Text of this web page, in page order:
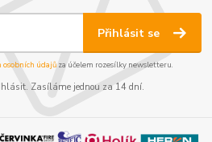
Přihlásit se
osobních údajůza účelem rozesílky newsletteru.
Zasíláme jednou za 14 dní.